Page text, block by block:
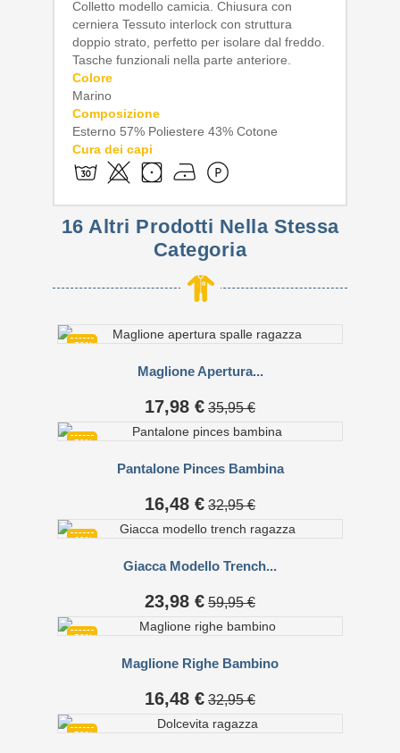
Colletto modello camicia. Chiusura con
cerniera Tessuto interlock con struttura
doppio strato, perfetto per isolare dal freddo.
Tasche funzionali nella parte anteriore.
Colore
Marino
Composizione
Esterno 57% Poliestere 43% Cotone
Cura dei capi
16 Altri Prodotti Nella Stessa
Categoria
-50%
Maglione Apertura...
Prezzo
17,98 € Prezzo
base
35,95 €
-50%
Pantalone Pinces Bambina
Prezzo
16,48 € Prezzo
base
32,95 €
-60%
Giacca Modello Trench...
Prezzo
23,98 € Prezzo
base
59,95 €
-50%
Maglione Righe Bambino
Prezzo
16,48 € Prezzo
base
32,95 €
-50%